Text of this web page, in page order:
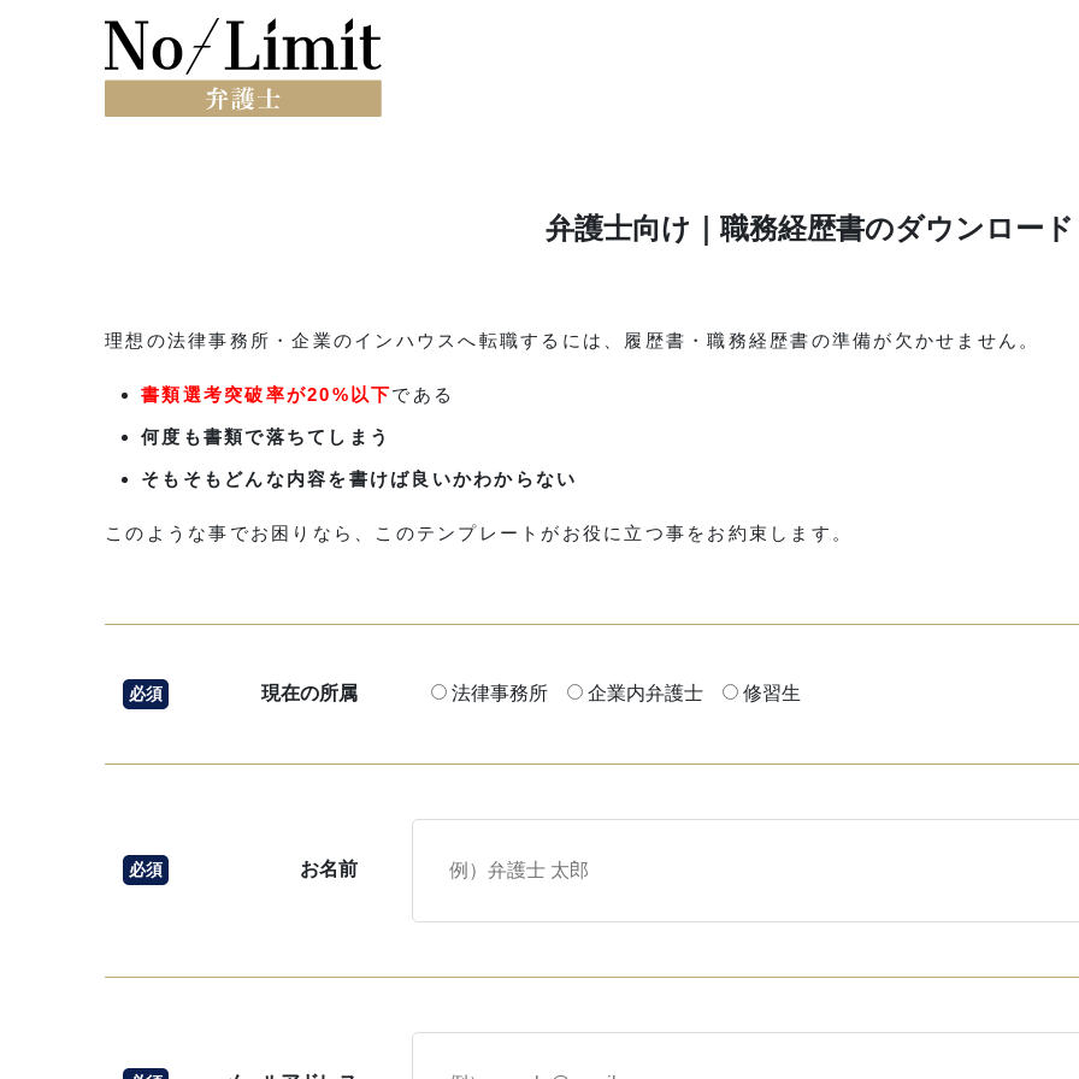
弁護士向け｜職務経歴書のダウンロード
理想の法律事務所・企業のインハウスへ転職するには、履歴書・職務経歴書の準備が欠かせません。
書類選考突破率が20%以下である
何度も書類で落ちてしまう
そもそもどんな内容を書けば良いかわからない
このような事でお困りなら、このテンプレートがお役に立つ事をお約束します。
必須 現在の所属 法律事務所 企業内弁護士 修習生
必須 お名前